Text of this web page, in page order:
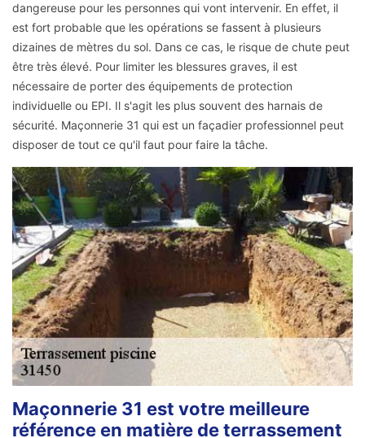
dangereuse pour les personnes qui vont intervenir. En effet, il
est fort probable que les opérations se fassent à plusieurs
dizaines de mètres du sol. Dans ce cas, le risque de chute peut
être très élevé. Pour limiter les blessures graves, il est
nécessaire de porter des équipements de protection
individuelle ou EPI. Il s'agit les plus souvent des harnais de
sécurité. Maçonnerie 31 qui est un façadier professionnel peut
disposer de tout ce qu'il faut pour faire la tâche.
Maçonnerie 31 est votre meilleure
référence en matière de terrassement